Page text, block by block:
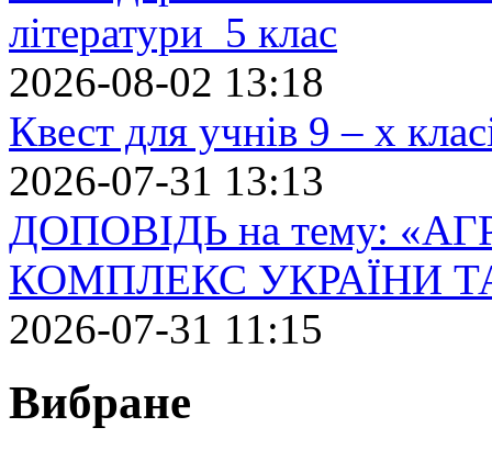
літератури 5 клас
2026-08-02 13:18
Квест для учнів 9 – х
2026-07-31 13:13
ДОПОВІДЬ на тему:
КОМПЛЕКС УКРАЇНИ
2026-07-31 11:15
Вибране